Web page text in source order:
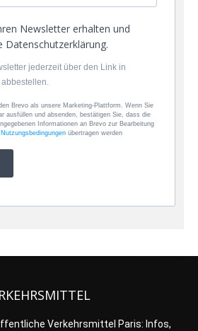
Newsletter erhalten und
Datenschutzerklärung.
jederzeit über den Link in
Brevo als unsere Marketing-Plattform. Wenn Sie
ausfüllen und absenden, bestätigen Sie, dass die
Informationen an Brevo zur Bearbeitung
Nutzungsbedingungen übertragen werden
Verkehrsmittel Paris: Infos,